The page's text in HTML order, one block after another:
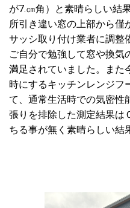
が7.㎝角）と素晴らしい結
所引き違い窓の上部から僅
サッシ取り付け業者に調整
ご自分で勉強して窓や換気
満足されていました。また
時にするキッチンレンジフ
て、通常生活時での気密性
張りを排除した測定結果は
ちる事が無く素晴らしい結